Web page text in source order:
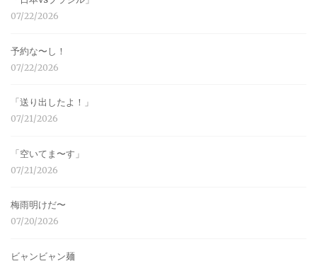
07/22/2026
予約な〜し！
07/22/2026
「送り出したよ！」
07/21/2026
「空いてま〜す」
07/21/2026
梅雨明けだ〜
07/20/2026
ビャンビャン麺